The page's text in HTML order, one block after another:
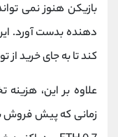
بازیکن هنوز نمی
دهنده بدست آورد. این
کند تا به جای خرید
علاوه بر این،
زمانی که پیش فروش